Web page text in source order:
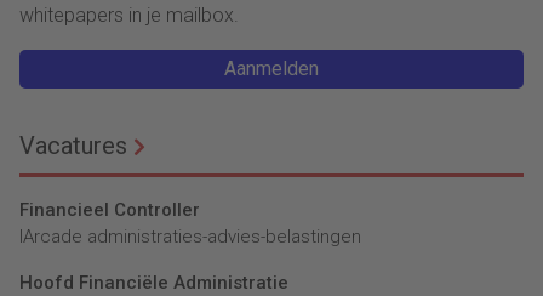
whitepapers in je mailbox.
Aanmelden
Vacatures
Financieel Controller
lArcade administraties-advies-belastingen
Hoofd Financiële Administratie